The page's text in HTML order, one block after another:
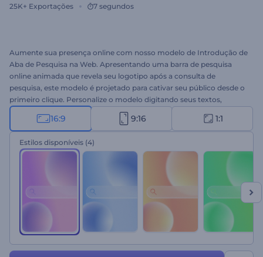
25K+ Exportações 7 segundos
Aumente sua presença online com nosso modelo de Introdução de
Aba de Pesquisa na Web. Apresentando uma barra de pesquisa
online animada que revela seu logotipo após a consulta de
pesquisa, este modelo é projetado para cativar seu público desde o
primeiro clique. Personalize o modelo digitando seus textos,
fazendo upload do seu logotipo e completando seu vídeo com
uma faixa de música de fundo de nossa vasta Biblioteca de Música.
Perfeito para apresentações de tecnologia, comerciais, introduções
de canais do YouTube, aberturas de logotipos de negócios e muitos
16:9 9:16 1:1
Estilos disponíveis (4)